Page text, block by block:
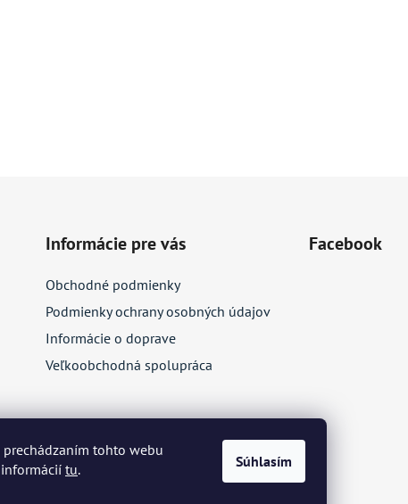
tohto webu
tu. Súhlasím
Informácie pre vás
Obchodné podmienky
Podmienky ochrany osobných údajov
Informácie o doprave
Veľkoobchodná spolupráca
Facebook